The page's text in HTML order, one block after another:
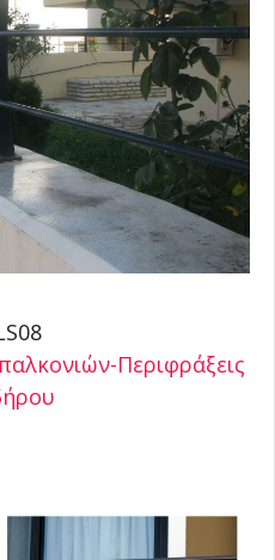
Περιφράξεις